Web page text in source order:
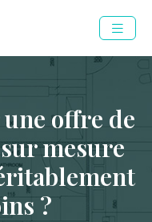
offre de
mesure
?